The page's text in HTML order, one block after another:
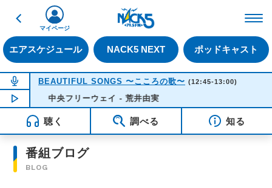
戻る
エアスケジュール NACK5 NEXT ポッドキャスト
マイページ
NOW ON AIR
BEAUTIFUL SONGS 〜こころの歌〜 (12:45-13:00)
NOW PLAYING12:23
中央フリーウェイ - 荒井由実
聴く 調べる 知る
番組ブログ
BLOG